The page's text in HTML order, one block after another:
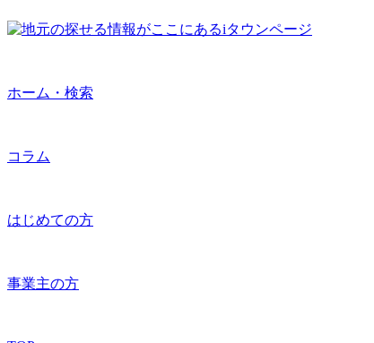
ホーム・検索
コラム
はじめての方
事業主の方